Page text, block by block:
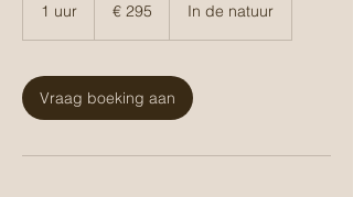
1 uur € 295 In de natuur
Vraag boeking aan